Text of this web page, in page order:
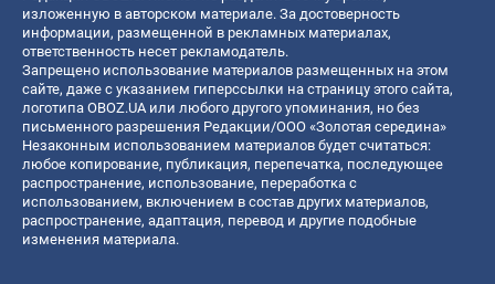
изложенную в авторском материале. За достоверность
информации, размещенной в рекламных материалах,
ответственность несет рекламодатель.
Запрещено использование материалов размещенных на этом
сайте, даже с указанием гиперссылки на страницу этого сайта,
логотипа OBOZ.UA или любого другого упоминания, но без
письменного разрешения Редакции/ООО «Золотая середина»
Незаконным использованием материалов будет считаться:
любое копирование, публикация, перепечатка, последующее
распространение, использование, переработка с
использованием, включением в состав других материалов,
распространение, адаптация, перевод и другие подобные
изменения материала.